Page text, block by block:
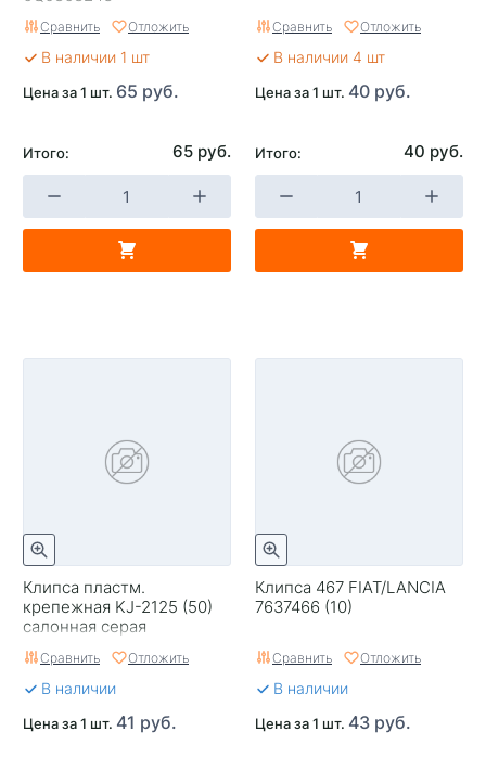
Сравнить Отложить
В наличии 1 шт
Цена за 1 шт. 65 руб.
Итого: 65 руб.
Сравнить Отложить
В наличии 4 шт
Цена за 1 шт. 40 руб.
Итого: 40 руб.
Клипса пластм.
крепежная KJ-2125 (50)
салонная серая
Сравнить Отложить
В наличии
Цена за 1 шт. 41 руб.
Клипса 467 FIAT/LANCIA
7637466 (10)
Сравнить Отложить
В наличии
Цена за 1 шт. 43 руб.